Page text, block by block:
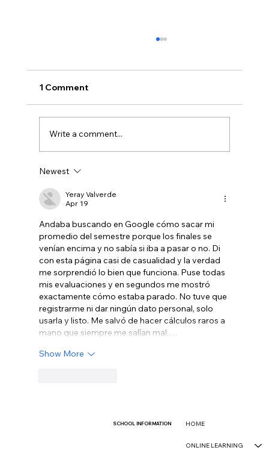
as "Physical AI" Test Begins
1 Comment
Write a comment...
Newest
Yeray Valverde
Apr 19
Andaba buscando en Google cómo sacar mi
promedio del semestre porque los finales se
venían encima y no sabía si iba a pasar o no. Di
con esta página casi de casualidad y la verdad
me sorprendió lo bien que funciona. Puse todas
mis evaluaciones y en segundos me mostró
exactamente cómo estaba parado. No tuve que
registrarme ni dar ningún dato personal, solo
usarla y listo. Me salvó de hacer cálculos raros a
mano que siempre me salían mal.…
Show More
SCHOOL INFORMATION HOME
ONLINE LEARNING